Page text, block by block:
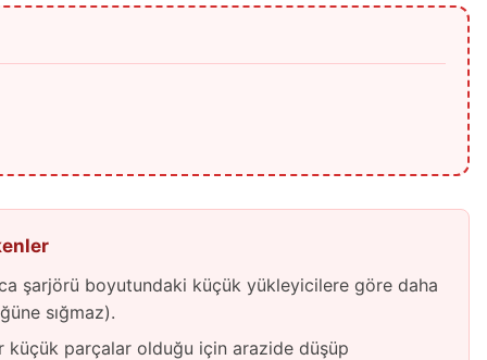
şarjörü boyutundaki küçük yükleyicilere göre daha
sığmaz).
küçük parçalar olduğu için arazide düşüp